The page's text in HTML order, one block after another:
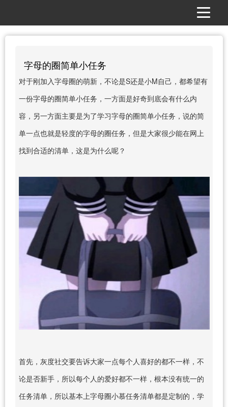
字母的圈简单小任务
对于刚加入字母圈的萌新，不论是S还是小M自己，都希望有
一份字母的圈简单小任务，一方面是好奇到底会有什么内
容，另一方面主要是为了学习字母的圈简单小任务，说的简
单一点也就是轻度的字母的圈任务，但是大家很少能在网上
找到合适的清单，这是为什么呢？
首先，灰度社交要告诉大家一点每个人喜好的都不一样，不
论是否新手，所以每个人的爱好都不一样，根本没有统一的
任务清单，所以基本上字母圈小慕任务清单都是定制的，学